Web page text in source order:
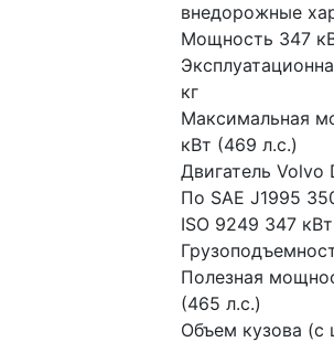
внедорожные
Мощность 347
кг
Максимальная
кВт (469 л.с.)
Двигатель Volvo
По SAE J1995
ISO 9249 347
Полезная
(465 л.с.)
Объем кузова (с